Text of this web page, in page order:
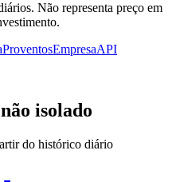
Não representa preço em
ProventosEmpresaAPI
isolado
do histórico diário